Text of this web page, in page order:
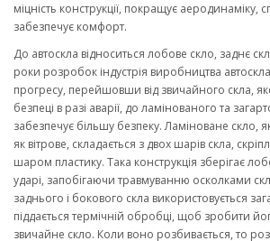
міцність конструкції, покращує аеродинаміку,
забезпечує комфорт.
До автоскла відноситься лобове скло, заднє
роки розробок індустрія виробництва
прогресу, перейшовши від звичайного скла,
безпеці в разі аварії, до ламінованого та
забезпечує більшу безпеку. Ламіноване скло,
як вітрове, складається з двох шарів скла,
шаром пластику. Така конструкція зберігає
ударі, запобігаючи травмуванню осколками
заднього і бокового скла використовується
піддається термічній обробці, щоб зробити
звичайне скло. Коли воно розбивається, то